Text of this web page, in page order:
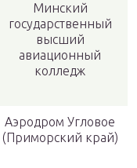
Минский
государственный
высший
авиационный
колледж
Аэродром Угловое
(Приморский край)